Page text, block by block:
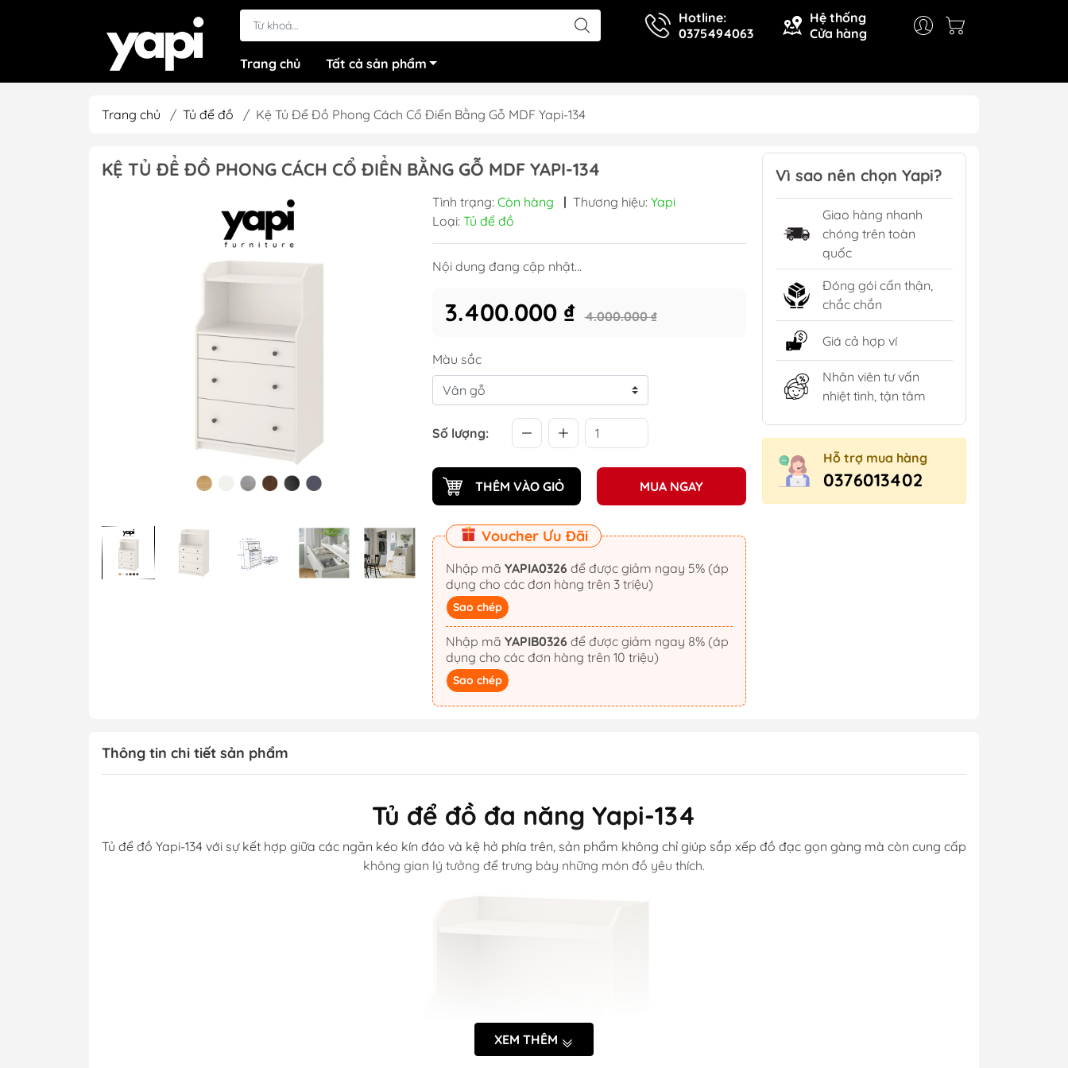
Hotline:
0375494063
Hệ thống
Cửa hàng
Trang chủ
Tất cả sản phẩm
Trang chủ / Tủ để đồ / Kệ Tủ Để Đồ Phong Cách Cổ Điển Bằng Gỗ MDF Yapi-134
KỆ TỦ ĐỂ ĐỒ PHONG CÁCH CỔ ĐIỂN BẰNG GỖ MDF YAPI-134
Tình trạng: Còn hàng | Thương hiệu: Yapi
Loại: Tủ để đồ
Nội dung đang cập nhật...
3.400.000 ₫ 4.000.000 ₫
Màu sắc
Số lượng:
THÊM VÀO GIỎ MUA NGAY
Voucher Ưu Đãi
Nhập mã YAPIA0326
dụng cho các đơn hàng trên 3 triệu)
Sao chép
Nhập mã YAPIB0326
dụng cho các đơn hàng trên 10 triệu)
Sao chép
Vì sao nên chọn Yapi?
Giao hàng nhanh
chóng trên toàn
quốc
Đóng gói cẩn thận,
chắc chắn
Giá cả hợp ví
Nhân viên tư vấn
nhiệt tình, tận tâm
Hỗ trợ mua hàng
0376013402
Thông tin chi tiết sản phẩm
Tủ để đồ đa năng Yapi-134
Tủ để đồ Yapi-134 với sự kết hợp giữa các ngăn kéo kín đáo và kệ hở phía trên, sản phẩm không chỉ giúp sắp xếp đồ đạc gọn gàng mà còn cung cấp
không gian lý tưởng để trưng bày những món đồ yêu thích.
XEM THÊM